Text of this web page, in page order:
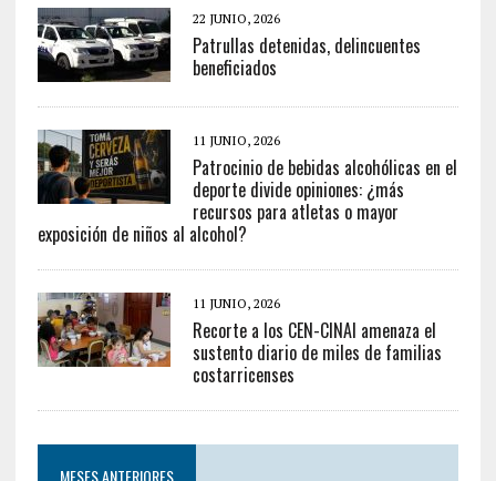
22 JUNIO, 2026
Patrullas detenidas, delincuentes
beneficiados
11 JUNIO, 2026
Patrocinio de bebidas alcohólicas en el
deporte divide opiniones: ¿más
recursos para atletas o mayor
exposición de niños al alcohol?
11 JUNIO, 2026
Recorte a los CEN-CINAI amenaza el
sustento diario de miles de familias
costarricenses
MESES ANTERIORES